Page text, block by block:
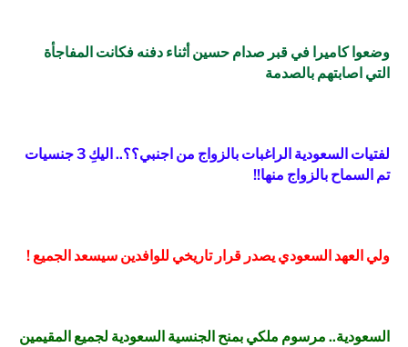
وضعوا كاميرا في قبر صدام حسين أثناء دفنه فكانت المفاجأة
التي اصابتهم بالصدمة
لفتيات السعودية الراغبات بالزواج من اجنبي؟؟.. اليكِ 3 جنسيات
تم السماح بالزواج منها!!
ولي العهد السعودي يصدر قرار تاريخي للوافدين سيسعد الجميع !
السعودية.. مرسوم ملكي بمنح الجنسية السعودية لجميع المقيمين